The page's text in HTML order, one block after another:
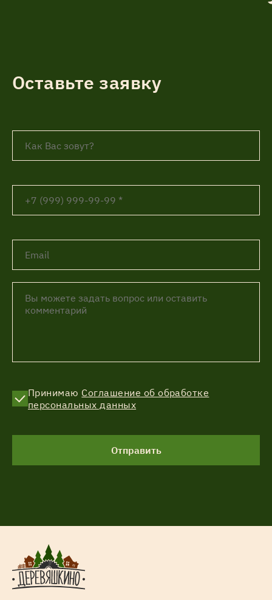
Оставьте заявку
Принимаю Соглашение об обработке
персональных данных
Отправить